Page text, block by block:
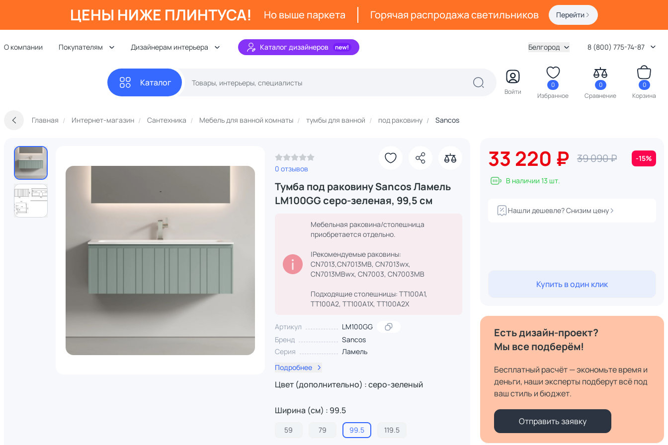
ЦЕНЫ НИЖЕ ПЛИНТУСА! Но выше паркета Горячая распродажа светильников Перейти
О компании Покупателям Дизайнерам интерьера Каталог дизайнеров Белгород 8 (800) 775-74-87
Каталог
Войти
0
Избранное
0
Сравнение
0
Корзина
Главная Интернет-магазин Сантехника Мебель для ванной комнаты тумбы для ванной под раковину Sancos
0 отзывов
Тумба под раковину Sancos Ламель
LM100GG серо-зеленая, 99,5 см
Мебельная раковина/столешница
приобретается отдельно.
|Рекомендуемые раковины:
CN7013,CN7013MB, CN7013wx,
CN7013MBwx, CN7003, CN7003MB
Подходящие столешницы: TT100A1,
TT100A2, TT100A1X, TT100A2X
Артикул
LM100GG
Бренд
Sancos
Серия
Ламель
Подробнее
Цвет (дополнительно) : серо-зеленый
Ширина (см) : 99.5
59 79 99.5 119.5
33 220 ₽ 39 090 ₽ -15%
В наличии 13 шт.
Нашли дешевле? Снизим цену
Купить в один клик
Есть дизайн-проект?
Мы все подберём!
Бесплатный расчёт — экономьте время и
деньги, наши эксперты подберут всё под
ваш стиль и бюджет.
Отправить заявку